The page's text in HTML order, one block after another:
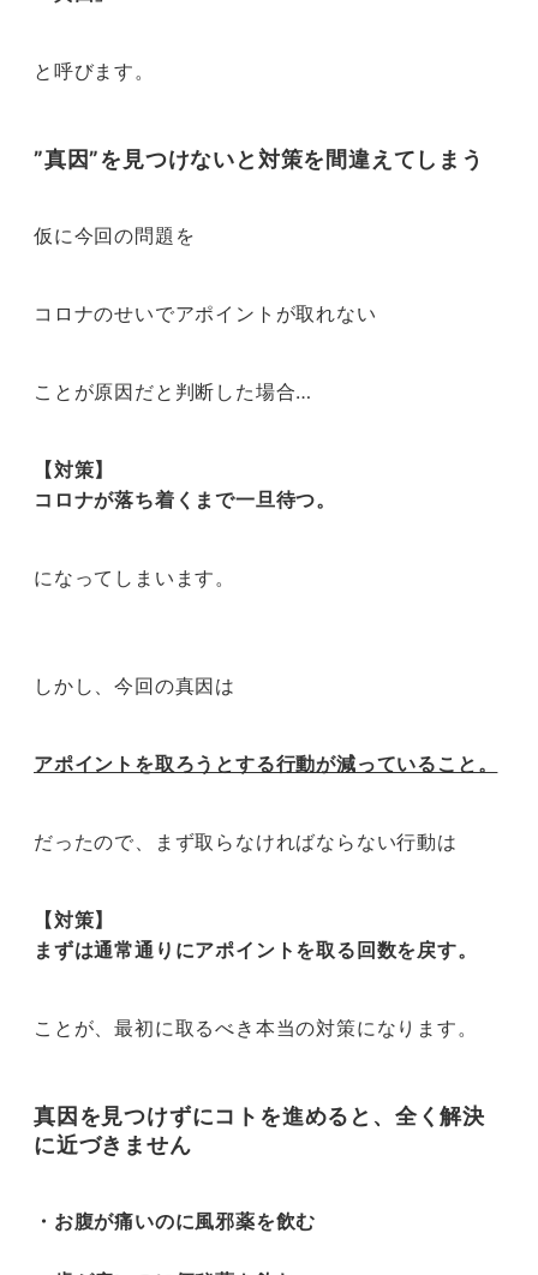
と呼びます。
”真因”を見つけないと対策を間違えてしまう
仮に今回の問題を
コロナのせいでアポイントが取れない
ことが原因だと判断した場合…
【対策】
コロナが落ち着くまで一旦待つ。
になってしまいます。
しかし、今回の真因は
アポイントを取ろうとする行動が減っていること。
だったので、まず取らなければならない行動は
【対策】
まずは通常通りにアポイントを取る回数を戻す。
ことが、最初に取るべき本当の対策になります。
真因を見つけずにコトを進めると、全く解決
に近づきません
・お腹が痛いのに風邪薬を飲む